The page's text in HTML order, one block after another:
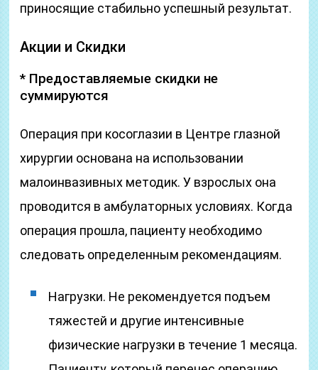
приносящие стабильно успешный результат.
Акции и Скидки
* Предоставляемые скидки не
суммируются
Операция при косоглазии в Центре глазной
хирургии основана на использовании
малоинвазивных методик. У взрослых она
проводится в амбулаторных условиях. Когда
операция прошла, пациенту необходимо
следовать определенным рекомендациям.
Нагрузки. Не рекомендуется подъем
тяжестей и другие интенсивные
физические нагрузки в течение 1 месяца.